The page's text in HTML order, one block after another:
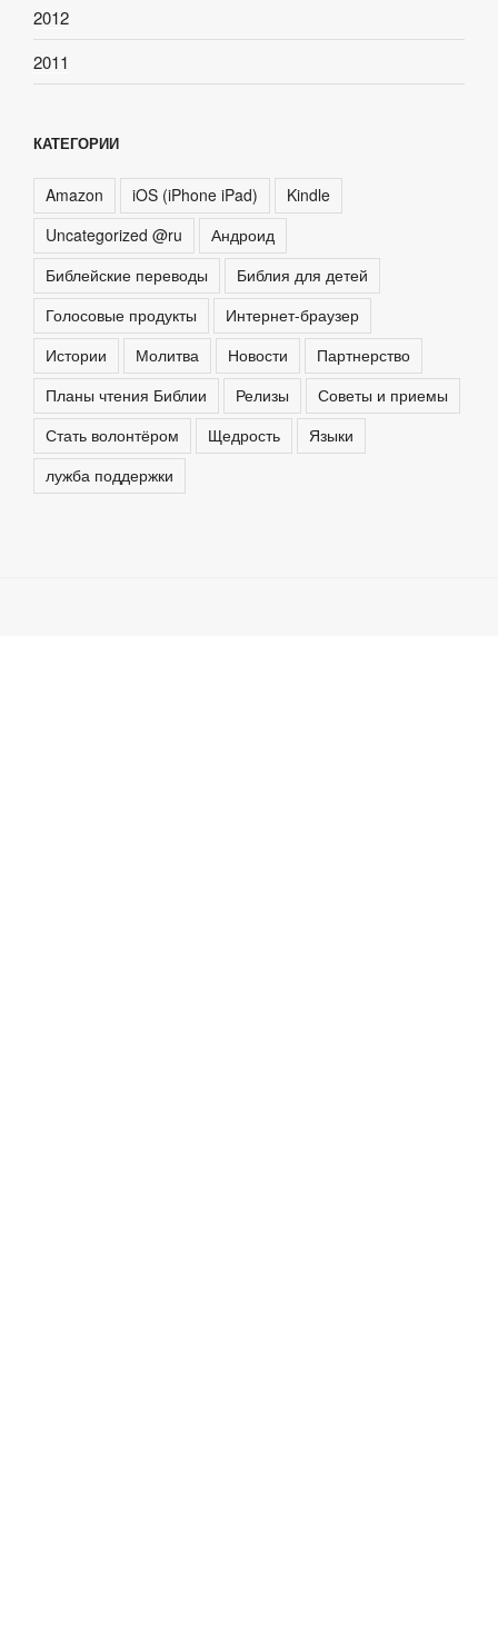
2012
2011
КАТЕГОРИИ
Amazon iOS (iPhone iPad)
Kindle
Uncategorized @ru
Андроид
Библейские переводы
Библия для детей
Голосовые продукты
Интернет-браузер
Истории
Молитва Новости
Партнерство
Планы чтения Библии
Релизы
Советы и приемы
Стать волонтёром
Щедрость
Языки
лужба поддержки